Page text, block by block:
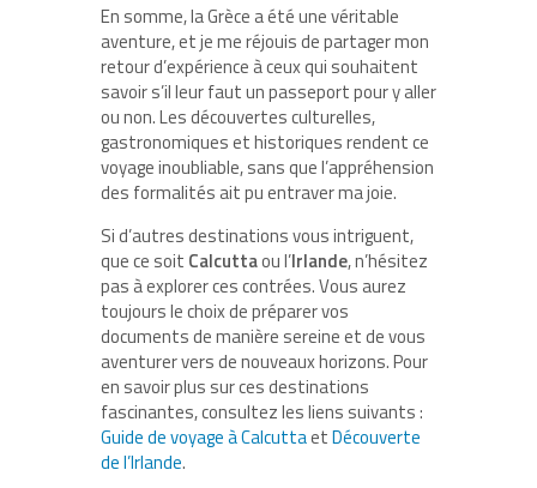
En somme, la Grèce a été une véritable
aventure, et je me réjouis de partager mon
retour d’expérience à ceux qui souhaitent
savoir s’il leur faut un passeport pour y aller
ou non. Les découvertes culturelles,
gastronomiques et historiques rendent ce
voyage inoubliable, sans que l’appréhension
des formalités ait pu entraver ma joie.
Si d’autres destinations vous intriguent,
que ce soit Calcuttaou l’Irlande, n’hésitez
pas à explorer ces contrées. Vous aurez
toujours le choix de préparer vos
documents de manière sereine et de vous
aventurer vers de nouveaux horizons. Pour
en savoir plus sur ces destinations
fascinantes, consultez les liens suivants :
Guide de voyage à CalcuttaetDécouverte
de l’Irlande.